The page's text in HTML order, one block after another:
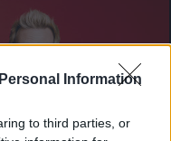
Information
to third parties, or